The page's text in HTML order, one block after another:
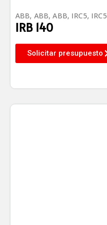
ABB, ABB,ABB, IRC5, IRC5
IRB 140
Solicitar presupuesto